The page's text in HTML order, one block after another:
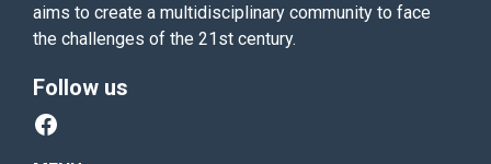
aims to create a multidisciplinary community to face
the challenges of the 21st century.
Follow us
Facebook